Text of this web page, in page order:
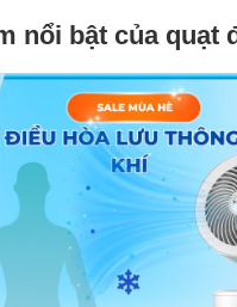
nổi bật của quạt